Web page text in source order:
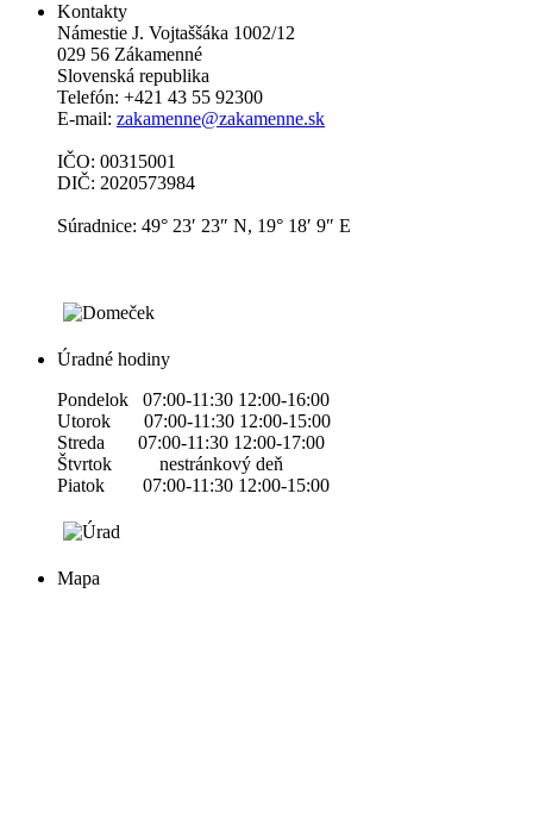
Kontakty
Námestie J. Vojtaššáka 1002/12
029 56 Zákamenné
Slovenská republika
Telefón: +421 43 55 92300
E-mail: zakamenne@zakamenne.sk
IČO: 00315001
DIČ: 2020573984
Súradnice: 49° 23′ 23″ N, 19° 18′ 9″ E
Úradné hodiny
Pondelok 07:00-11:30 12:00-16:00
Utorok 07:00-11:30 12:00-15:00
Streda 07:00-11:30 12:00-17:00
Štvrtok nestránkový deň
Piatok 07:00-11:30 12:00-15:00
Mapa